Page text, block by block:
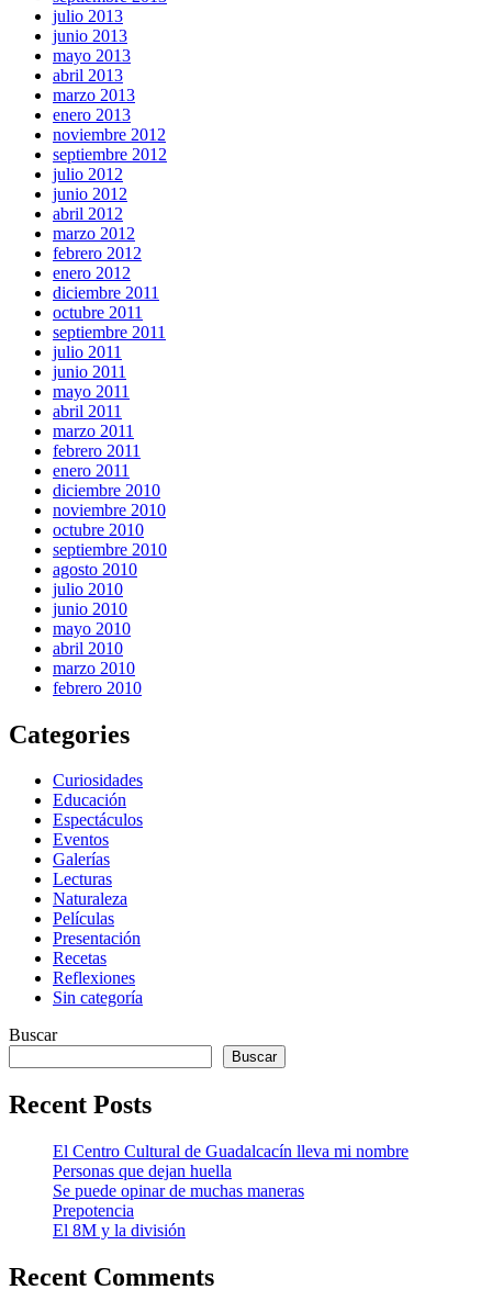
julio 2013
junio 2013
mayo 2013
abril 2013
marzo 2013
enero 2013
noviembre 2012
septiembre 2012
julio 2012
junio 2012
abril 2012
marzo 2012
febrero 2012
enero 2012
diciembre 2011
octubre 2011
septiembre 2011
julio 2011
junio 2011
mayo 2011
abril 2011
marzo 2011
febrero 2011
enero 2011
diciembre 2010
noviembre 2010
octubre 2010
septiembre 2010
agosto 2010
julio 2010
junio 2010
mayo 2010
abril 2010
marzo 2010
febrero 2010
Categories
Curiosidades
Educación
Espectáculos
Eventos
Galerías
Lecturas
Naturaleza
Películas
Presentación
Recetas
Reflexiones
Sin categoría
Buscar
Buscar
Recent Posts
El Centro Cultural de Guadalcacín lleva mi nombre
Personas que dejan huella
Se puede opinar de muchas maneras
Prepotencia
El 8M y la división
Recent Comments